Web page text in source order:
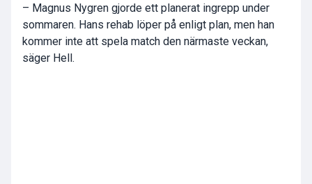
– Magnus Nygren gjorde ett planerat ingrepp under
sommaren. Hans rehab löper på enligt plan, men han
kommer inte att spela match den närmaste veckan,
säger Hell.